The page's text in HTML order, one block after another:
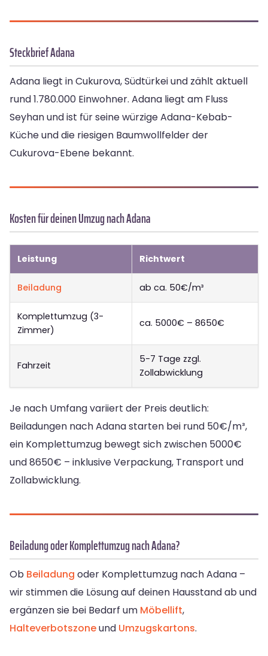
Steckbrief Adana
Adana liegt in Cukurova, Südtürkei und zählt aktuell
rund 1.780.000 Einwohner. Adana liegt am Fluss
Seyhan und ist für seine würzige Adana-Kebab-
Küche und die riesigen Baumwollfelder der
Cukurova-Ebene bekannt.
Kosten für deinen Umzug nach Adana
Leistung Richtwert
Beiladung ab ca. 50€/m³
Komplettumzug (3-
Zimmer)
ca. 5000€ – 8650€
Fahrzeit
5-7 Tage zzgl.
Zollabwicklung
Je nach Umfang variiert der Preis deutlich:
Beiladungen nach Adana starten bei rund 50€/m³,
ein Komplettumzug bewegt sich zwischen 5000€
und 8650€ – inklusive Verpackung, Transport und
Zollabwicklung.
Beiladung oder Komplettumzug nach Adana?
Ob Beiladung oder Komplettumzug nach Adana –
wir stimmen die Lösung auf deinen Hausstand ab und
ergänzen sie bei Bedarf um Möbellift,
Halteverbotszoneund Umzugskartons.